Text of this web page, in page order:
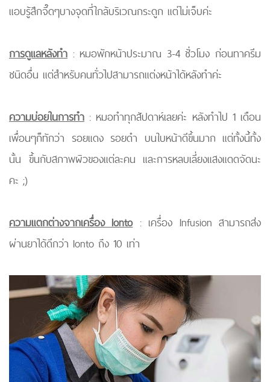
แอบรู้สึกจี๊ดๆบางจุดที่ใกล้บริเวณกระดูก แต่ไม่เจ็บค่ะ
การดูแลหลังทำ : หมอพักหน้าประมาณ 3-4 ชั่วโมง ก่อนทาครีม
ชนิดอื่น แต่สำหรับคนทั่วไปสามารถแต่งหน้าได้หลังทำค่ะ
ความบ่อยในการทำ : หมอทำทุกสัปดาห์เลยค่ะ หลังทำไป 1 เดือน
เพื่อนๆก็ทักว่า รอยแดง รอยดำ บนใบหน้าดีขึ้นมาก แต่ทั้งนี้ทั้ง
นั้น ขึ้นกับสภาพผิวของแต่ละคน และการหลบเลี่ยงแสงแดดจัดนะ
คะ ;)
ความแตกต่างจากเครื่อง Ionto: เครื่อง Infusion สามารถส่ง
ผ่านยาได้ดีกว่า Ionto ถึง 10 เท่า